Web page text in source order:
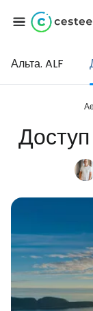
Альта. ALF
...